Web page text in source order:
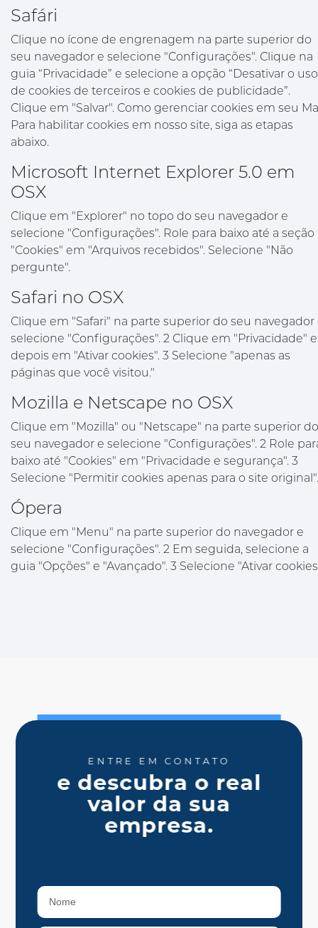
Safári
Clique no ícone de engrenagem na parte superior do
seu navegador e selecione "Configurações". Clique na
guia “Privacidade” e selecione a opção “Desativar o uso
de cookies de terceiros e cookies de publicidade”.
Clique em "Salvar". Como gerenciar cookies em seu
Para habilitar cookies em nosso site, siga as etapas
abaixo.
Microsoft Internet Explorer 5.0 em
OSX
Clique em "Explorer" no topo do seu navegador e
selecione "Configurações". Role para baixo até a seção
"Cookies" em "Arquivos recebidos". Selecione "Não
pergunte".
Safari no OSX
Clique em "Safari" na parte superior do seu navegador
selecione "Configurações". 2 Clique em "Privacidade" e
depois em "Ativar cookies". 3 Selecione "apenas as
páginas que você visitou."
Mozilla e Netscape no OSX
Clique em "Mozilla" ou "Netscape" na parte superior do
seu navegador e selecione "Configurações". 2 Role
baixo até "Cookies" em "Privacidade e segurança". 3
Selecione "Permitir cookies apenas para o site original".
Ópera
Clique em "Menu" na parte superior do navegador e
selecione "Configurações". 2 Em seguida, selecione a
guia "Opções" e "Avançado". 3 Selecione "Ativar
ENTRE EM CONTATO
e descubra o real
valor da sua
empresa.